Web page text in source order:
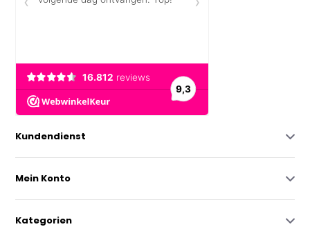
Kundendienst
Mein Konto
Kategorien